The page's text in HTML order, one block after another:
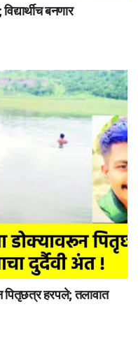
बनणार
पितृछत्र हरपले; तलावात